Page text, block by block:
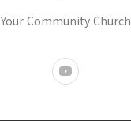
Your Community Church